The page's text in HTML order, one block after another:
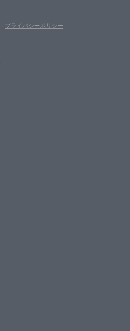
プライバシーポリシー